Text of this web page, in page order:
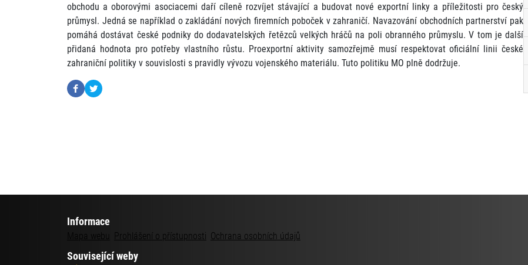
obchodu a oborovými asociacemi daří cíleně rozvíjet stávající a budovat nové exportní linky a příležitosti pro český
průmysl. Jedná se například o zakládání nových firemních poboček v zahraničí. Navazování obchodních partnerství pak
pomáhá dostávat české podniky do dodavatelských řetězců velkých hráčů na poli obranného průmyslu. V tom je další
přidaná hodnota pro potřeby vlastního růstu. Proexportní aktivity samozřejmě musí respektovat oficiální linii české
zahraniční politiky v souvislosti s pravidly vývozu vojenského materiálu. Tuto politiku MO plně dodržuje.
Informace
Mapa webu Prohlášení o přístupnosti Ochrana osobních údajů
Související weby